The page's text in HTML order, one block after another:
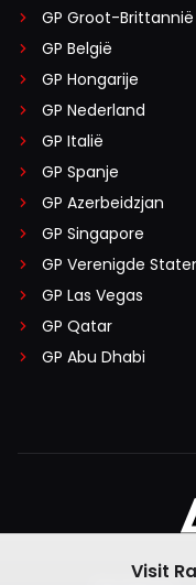
GP Groot-Brittannië
GP België
GP Hongarije
GP Nederland
GP Italië
GP Spanje
GP Azerbeidzjan
GP Singapore
GP Verenigde
GP Las Vegas
GP Qatar
GP Abu Dhabi
Visit